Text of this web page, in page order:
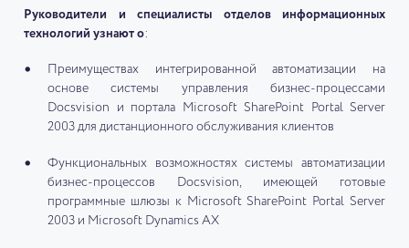
Руководители и специалисты отделов информационных
технологий узнают о:
Преимуществах интегрированной автоматизации на
основе системы управления бизнес-процессами
Docsvision и портала Microsoft SharePoint Portal Server
2003 для дистанционного обслуживания клиентов
Функциональных возможностях системы автоматизации
бизнес-процессов Docsvision, имеющей готовые
программные шлюзы к Microsoft SharePoint Portal Server
2003 и Microsoft Dynamics AX